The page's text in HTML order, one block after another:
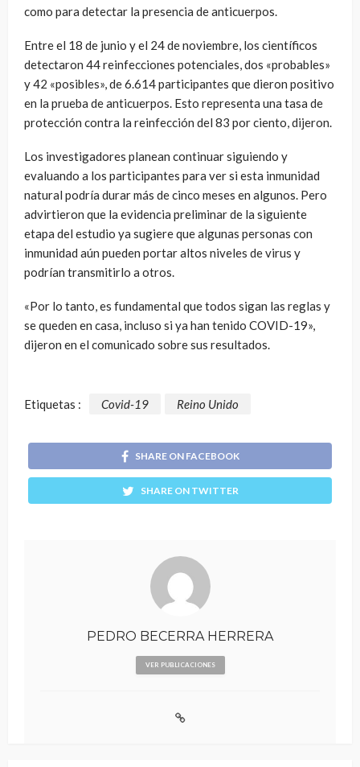
como para detectar la presencia de anticuerpos.
Entre el 18 de junio y el 24 de noviembre, los científicos
detectaron 44 reinfecciones potenciales, dos «probables»
y 42 «posibles», de 6.614 participantes que dieron positivo
en la prueba de anticuerpos. Esto representa una tasa de
protección contra la reinfección del 83 por ciento, dijeron.
Los investigadores planean continuar siguiendo y
evaluando a los participantes para ver si esta inmunidad
natural podría durar más de cinco meses en algunos. Pero
advirtieron que la evidencia preliminar de la siguiente
etapa del estudio ya sugiere que algunas personas con
inmunidad aún pueden portar altos niveles de virus y
podrían transmitirlo a otros.
«Por lo tanto, es fundamental que todos sigan las reglas y
se queden en casa, incluso si ya han tenido COVID-19»,
dijeron en el comunicado sobre sus resultados.
Etiquetas : Covid-19 Reino Unido
SHARE ON FACEBOOK
SHARE ON TWITTER
PEDRO BECERRA HERRERA
VER PUBLICACIONES